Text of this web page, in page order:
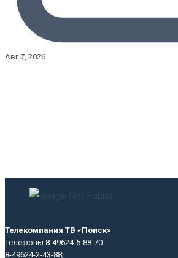
Авг 7, 2026
Телекомпания ТВ «Поиск»
Телефоны 8-49624-5-88-70
8-49624-2-43-88;